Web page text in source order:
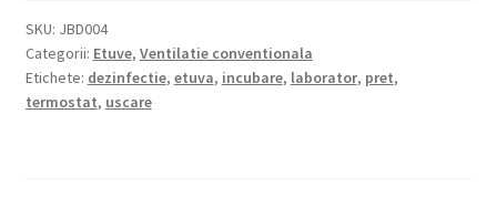
SKU: JBD004
Categorii: Etuve, Ventilatie conventionala
Etichete: dezinfectie, etuva, incubare, laborator, pret,
termostat, uscare